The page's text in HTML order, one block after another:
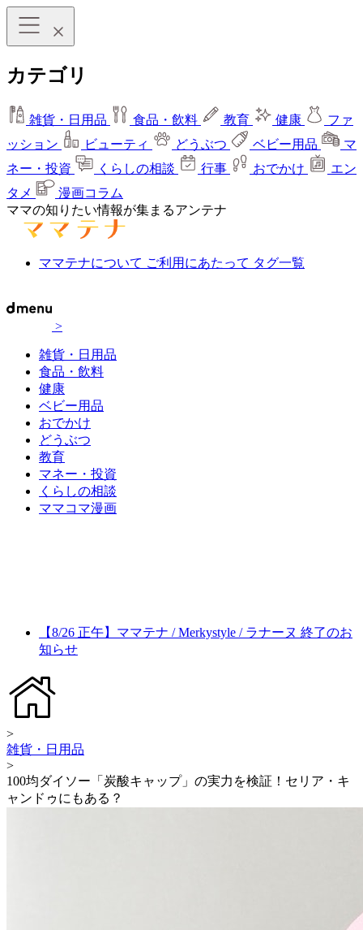
カテゴリ
雑貨・日用品 食品・飲料 教育 健康
ファ
ッション
ビューティ どうぶつ ベビー用品
マ
ネー・投資
くらしの相談 行事 おでかけ
エン
タメ
漫画コラム
ママの知りたい情報が集まるアンテナ
ママテナについて ご利用にあたって タグ一覧
>
雑貨・日用品
食品・飲料
健康
ベビー用品
おでかけ
どうぶつ
教育
マネー・投資
くらしの相談
ママコマ漫画
【8/26 正午】ママテナ / Merkystyle / ラナーヌ 終了のお
知らせ
>
雑貨・日用品
>
100均ダイソー「炭酸キャップ」の実力を検証！セリア・キ
ャンドゥにもある？